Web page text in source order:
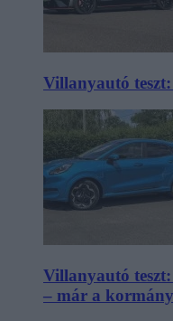
Villanyautó
Villanyautó
– már a